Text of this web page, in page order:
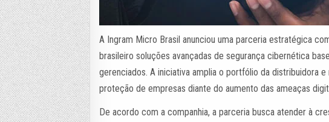
A Ingram Micro Brasil anunciou uma parceria estratégica
brasileiro soluções avançadas de segurança cibernética
gerenciados. A iniciativa amplia o portfólio da distribuidora
proteção de empresas diante do aumento das ameaças
De acordo com a companhia, a parceria busca atender à